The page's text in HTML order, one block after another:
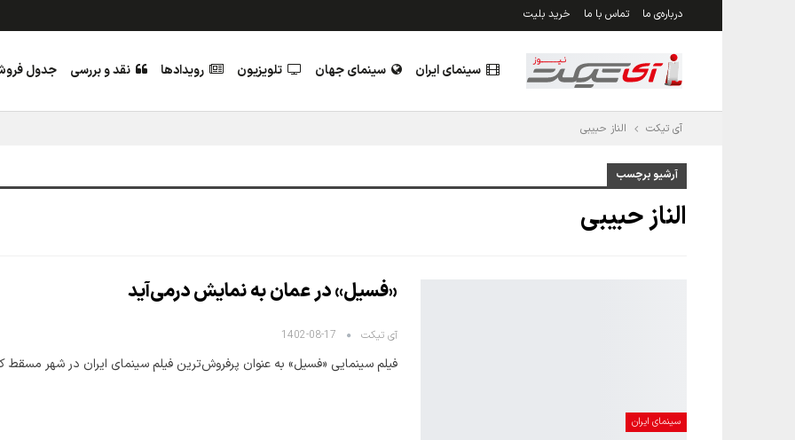
درباره‌ی ما تماس با ما خرید بلیت
سینمای ایران سینمای جهان تلویزیون رویدادها نقد و بررسی جدول
آی تیکت الناز حبیبی
آرشیو برچسب
الناز حبیبی
سینمای ایران
«فسیل» در عمان به نمایش درمی‌آید
آی تیکت 1402-08-17
فیلم سینمایی «فسیل» به عنوان پرفروش‌ترین فیلم سینمای ایران در شهر